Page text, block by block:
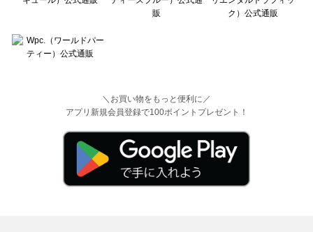
＼お買い物をもっと便利に／
アプリ新規会員登録で100ポイントプレゼント！